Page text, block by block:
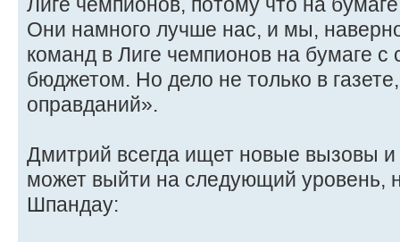
Они намного лучше нас, и мы,
команд в Лиге чемпионов на бумаге
бюджетом. Но дело не только в
оправданий».
Дмитрий всегда ищет новые вызовы и
может выйти на следующий уровень,
Шпандау: